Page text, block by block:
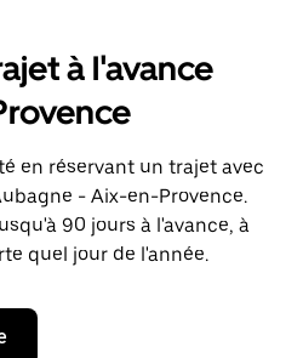
à l'avance
en réservant un trajet avec
- Aix-en-Provence.
90 jours à l'avance, à
quel jour de l'année.